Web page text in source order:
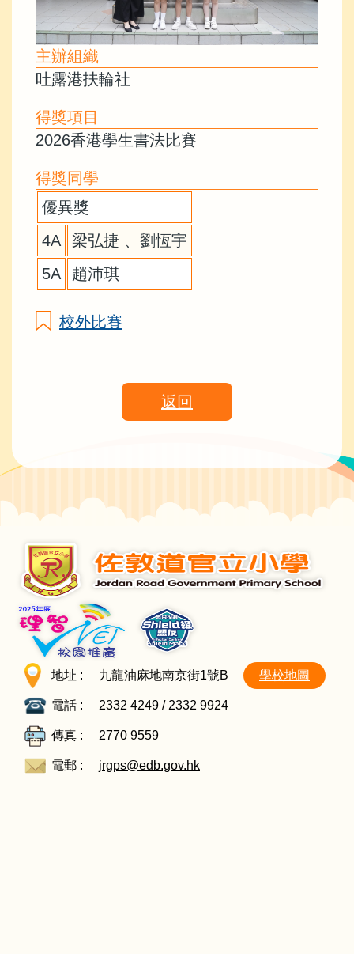
主辦組織
吐露港扶輪社
得獎項目
2026香港學生書法比賽
得獎同學
優異獎
4A
梁弘捷 、劉恆宇
5A
趙沛琪
校外比賽
返回
地址 : 九龍油麻地南京街1號B 學校地圖
電話 : 2332 4249 / 2332 9924
傳真 : 2770 9559
電郵 : jrgps@edb.gov.hk